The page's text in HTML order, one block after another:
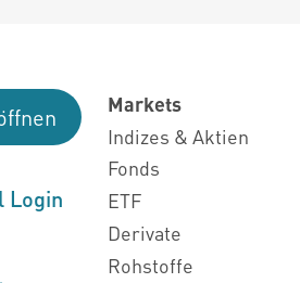
Login
Markets
Indizes & Aktien
Fonds
ETF
Derivate
Rohstoffe